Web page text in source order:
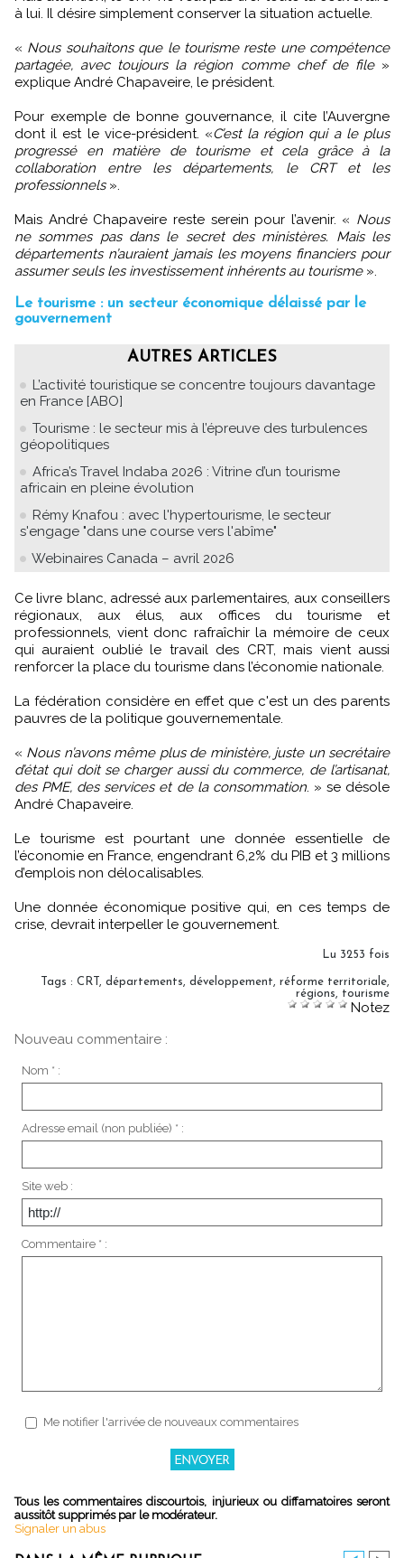
à lui. Il désire simplement conserver la situation actuelle.
« Nous souhaitons que le tourisme reste une compétence
partagée, avec toujours la région comme chef de file»
explique André Chapaveire, le président.
Pour exemple de bonne gouvernance, il cite l’Auvergne
dont il est le vice-président. «C’est la région qui a le plus
progressé en matière de tourisme et cela grâce à la
collaboration entre les départements, le CRT et les
professionnels ».
Mais André Chapaveire reste serein pour l’avenir. « Nous
ne sommes pas dans le secret des ministères. Mais les
départements n’auraient jamais les moyens financiers pour
assumer seuls les investissement inhérents au tourisme ».
Le tourisme : un secteur économique délaissé par le
gouvernement
AUTRES ARTICLES
L’activité touristique se concentre toujours davantage
en France [ABO]
Tourisme : le secteur mis à l’épreuve des turbulences
géopolitiques
Africa’s Travel Indaba 2026 : Vitrine d’un tourisme
africain en pleine évolution
Rémy Knafou : avec l'hypertourisme, le secteur
s'engage "dans une course vers l'abîme"
Webinaires Canada – avril 2026
Ce livre blanc, adressé aux parlementaires, aux conseillers
régionaux, aux élus, aux offices du tourisme et
professionnels, vient donc rafraîchir la mémoire de ceux
qui auraient oublié le travail des CRT, mais vient aussi
renforcer la place du tourisme dans l’économie nationale.
La fédération considère en effet que c'est un des parents
pauvres de la politique gouvernementale.
« Nous n’avons même plus de ministère, juste un secrétaire
d’état qui doit se charger aussi du commerce, de l’artisanat,
des PME, des services et de la consommation. » se désole
André Chapaveire.
Le tourisme est pourtant une donnée essentielle de
l’économie en France, engendrant 6,2% du PIB et 3 millions
d’emplois non délocalisables.
Une donnée économique positive qui, en ces temps de
crise, devrait interpeller le gouvernement.
Lu 3253 fois
Tags : CRT départements développement réforme territoriale
régions
tourisme
Notez
Nouveau commentaire :
Nom * :
Adresse email (non publiée) * :
Site web :
Commentaire * :
Me notifier l'arrivée de nouveaux commentaires
Tous les commentaires discourtois, injurieux ou diffamatoires seront
aussitôt supprimés par le modérateur.
Signaler un abus